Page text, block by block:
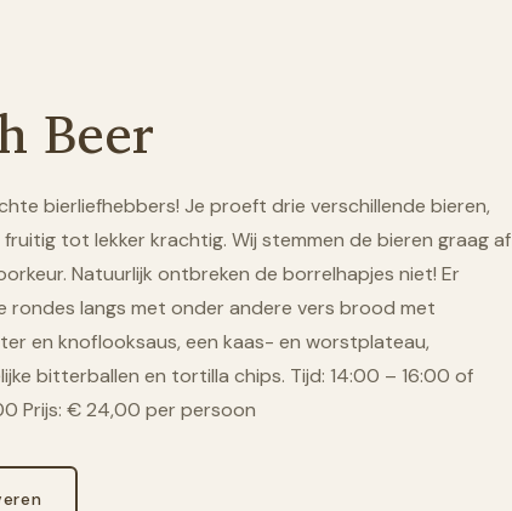
Beer
bierliefhebbers! Je proeft drie verschillende bieren,
fruitig tot lekker krachtig. Wij stemmen de bieren graag af
Natuurlijk ontbreken de borrelhapjes niet! Er
rondes langs met onder andere vers brood met
en knoflooksaus, een kaas- en worstplateau,
bitterballen en tortilla chips. Tijd: 14:00 – 16:00 of
Prijs: € 24,00 per persoon